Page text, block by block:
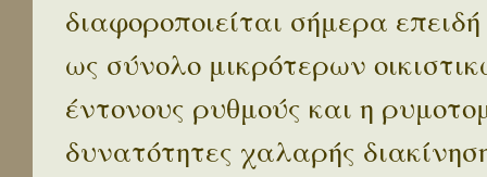
διαφοροποιείται σήμερα
ως σύνολο μικρότερων
έντονους ρυθμούς και η
δυνατότητες χαλαρής